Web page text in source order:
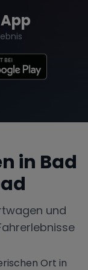
in Bad
und
Ort in